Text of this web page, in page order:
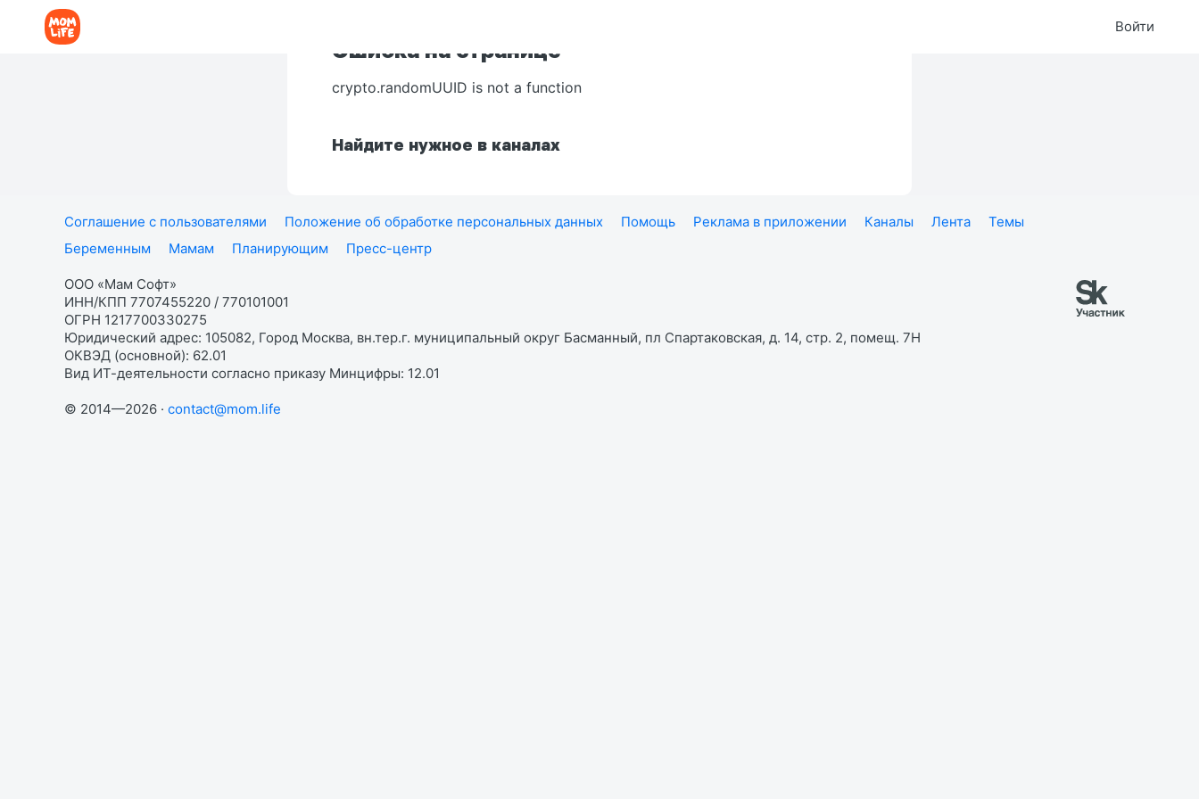
Войти
Ошибка на странице
crypto.randomUUID is not a function
Найдите нужное в каналах
Соглашение с пользователями Положение об обработке персональных данных Помощь Реклама в приложении Каналы Лента
Темы
Беременным
Мамам Планирующим Пресс-центр
ООО «Мам Софт»
ИНН/КПП 7707455220 / 770101001
ОГРН 1217700330275
Юридический адрес: 105082, Город Москва, вн.тер.г. муниципальный округ Басманный, пл Спартаковская, д. 14, стр. 2, помещ. 7Н
ОКВЭД (основной): 62.01
Вид ИТ-деятельности согласно приказу Минцифры: 12.01
© 2014—2026 · contact@mom.life